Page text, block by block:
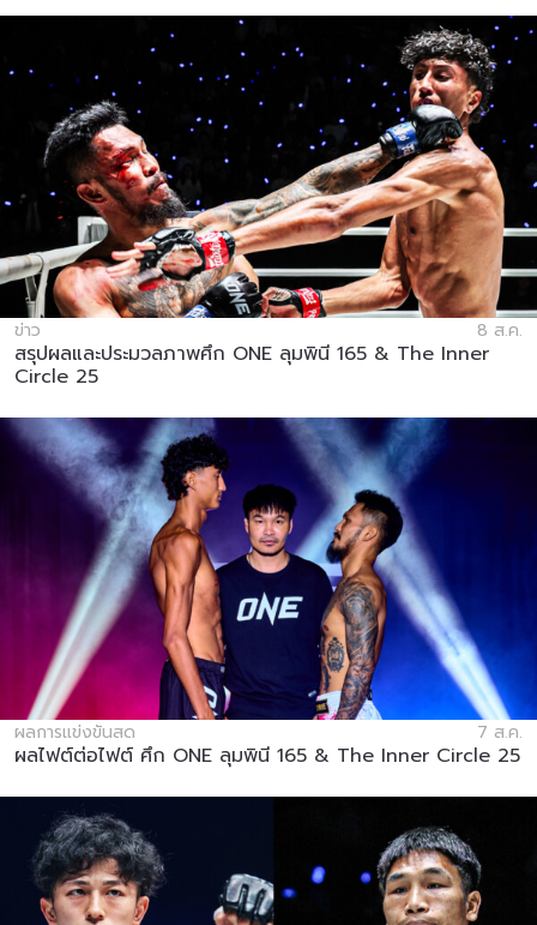
ข่าว 8 ส.ค.
สรุปผลและประมวลภาพศึก ONE ลุมพินี 165 & The Inner
Circle 25
ผลการแข่งขันสด 7 ส.ค.
ผลไฟต์ต่อไฟต์ ศึก ONE ลุมพินี 165 & The Inner Circle 25